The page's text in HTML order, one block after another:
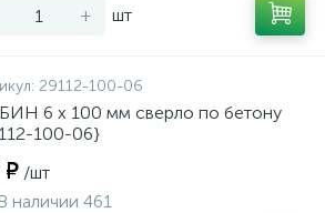
+ шт
29112-100-06
6 x 100 мм сверло по бетону
100-06}
₽ /шт
В наличии 461